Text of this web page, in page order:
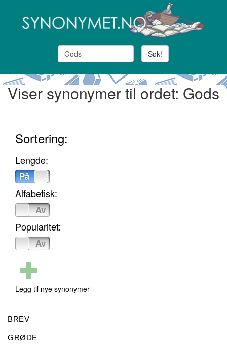
Søk!
Viser synonymer til ordet: Gods
Sortering:
Lengde:
På
Alfabetisk:
Av
Popularitet:
Av
Legg til nye synonymer
BREV
GRØDE